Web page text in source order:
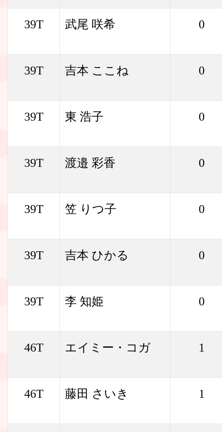
39T 武尾 咲希 0
39T 吉本 ここね 0
39T 東 浩子 0
39T 渡邉 彩香 0
39T 笠 りつ子 0
39T 吉本 ひかる 0
39T 李 知姫 0
46T エイミー・コガ 1
46T 藤田 さいき 1